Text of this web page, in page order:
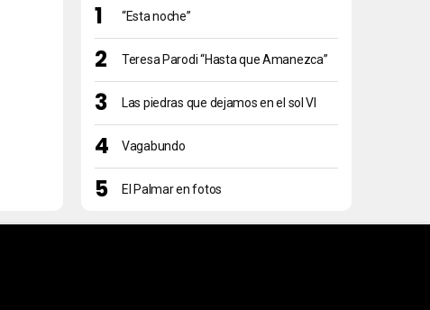
“Esta noche”
Teresa Parodi “Hasta que Amanezca”
Las piedras que dejamos en el sol VI
Vagabundo
El Palmar en fotos